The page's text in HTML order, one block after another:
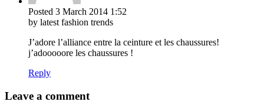
Posted 3 March 2014 1:52
by latest fashion trends
J’adore l’alliance entre la ceinture et les chaussures!
j’adooooore les chaussures !
Reply
Leave a comment